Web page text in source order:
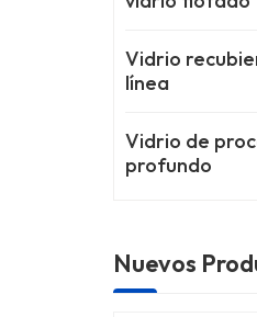
Vidrio
línea
Vidrio de
profundo
Nuevos